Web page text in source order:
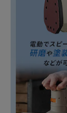
市販のノコ刃を
になる場合があ
本製品は木工専